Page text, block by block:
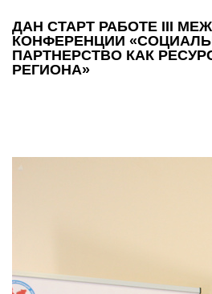
ДАН СТАРТ РАБОТЕ III
КОНФЕРЕНЦИИ
ПАРТНЕРСТВО КАК
РЕГИОНА»